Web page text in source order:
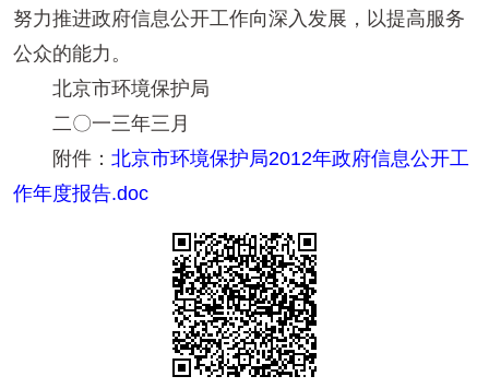
努力推进政府信息公开工作向深入发展，以提高服务
公众的能力。
北京市环境保护局
二〇一三年三月
附件： 北京市环境保护局2012年政府信息公开工
作年度报告.doc